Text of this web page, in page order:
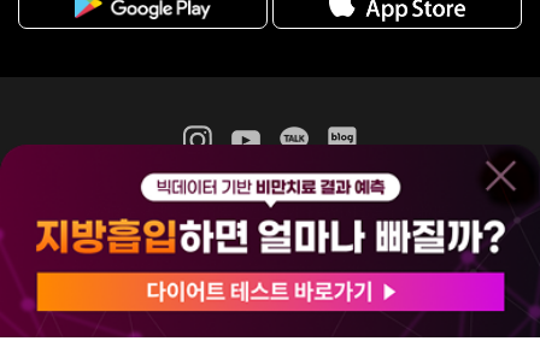
365mc 병·의원 이용약관
홈페이지 이용약관
비급여진료수가
(주)365mcㅣ서울특별시 서초구 서초대로52길 7, 3~4층(서초동, 제일빌딩)
120-87-04354ㅣ김남철
COPYRIGHT(C) 2025 365mc. ALL RIGHTS RESERVED.